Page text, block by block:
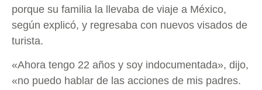
porque su familia la llevaba de viaje a México,
según explicó, y regresaba con nuevos visados de
turista.
«Ahora tengo 22 años y soy indocumentada», dijo,
«no puedo hablar de las acciones de mis padres.